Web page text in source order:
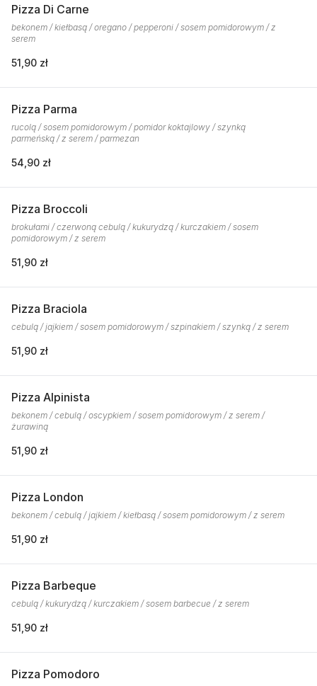
Pizza Di Carne
bekonem / kiełbasą / oregano / pepperoni / sosem pomidorowym / z
serem
51,90 zł
Pizza Parma
rucolą / sosem pomidorowym / pomidor koktajlowy / szynką
parmeńską / z serem / parmezan
54,90 zł
Pizza Broccoli
brokułami / czerwoną cebulą / kukurydzą / kurczakiem / sosem
pomidorowym / z serem
51,90 zł
Pizza Braciola
cebulą / jajkiem / sosem pomidorowym / szpinakiem / szynką / z serem
51,90 zł
Pizza Alpinista
bekonem / cebulą / oscypkiem / sosem pomidorowym / z serem /
żurawiną
51,90 zł
Pizza London
bekonem / cebulą / jajkiem / kiełbasą / sosem pomidorowym / z serem
51,90 zł
Pizza Barbeque
cebulą / kukurydzą / kurczakiem / sosem barbecue / z serem
51,90 zł
Pizza Pomodoro